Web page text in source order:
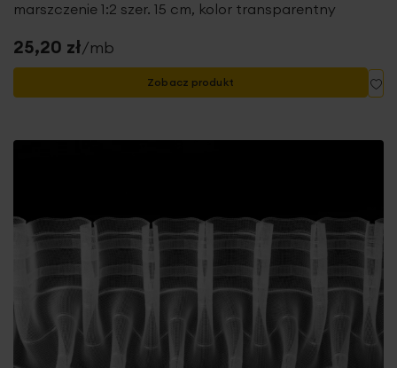
marszczenie 1:2 szer. 15 cm, kolor transparentny
25,20 zł/mb
Zobacz produkt